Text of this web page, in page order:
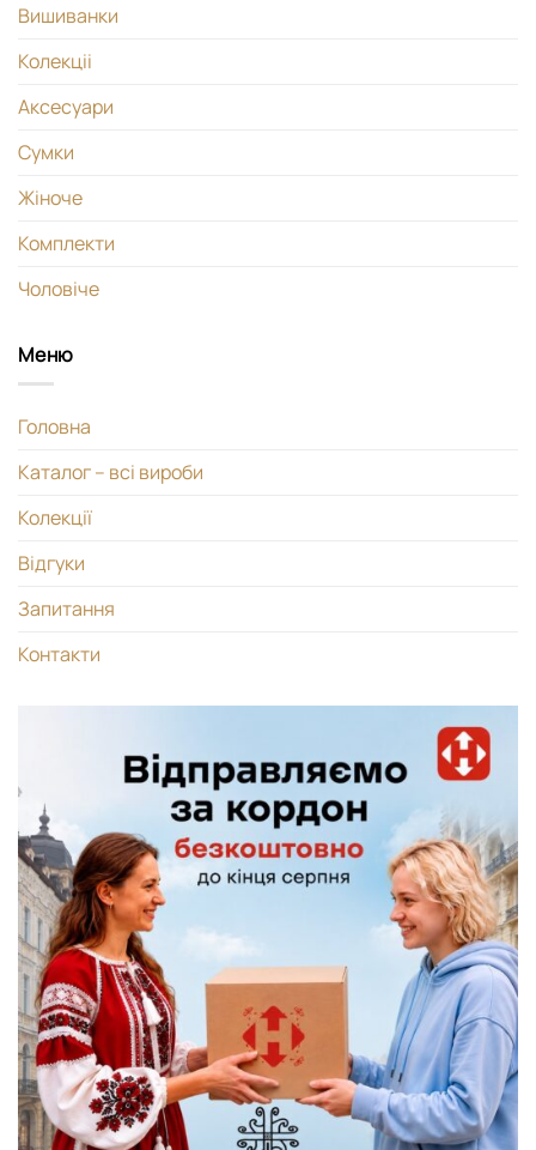
Вишиванки
Колекціі
Аксесуари
Сумки
Жіноче
Комплекти
Чоловіче
Меню
Головна
Каталог – всі вироби
Колекції
Відгуки
Запитання
Контакти